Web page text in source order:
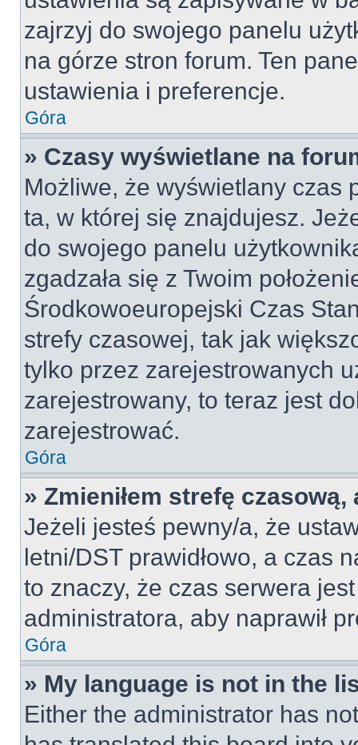
zajrzyj do swojego panelu
na górze stron forum. Ten
ustawienia i preferencje.
Góra
» Czasy wyświetlane na
Możliwe, że wyświetlany czas
ta, w której się znajdujesz.
do swojego panelu
zgadzała się z Twoim
Środkowoeuropejski Czas
strefy czasowej, tak jak
tylko przez zarejestrowanych
zarejestrowany, to teraz jest
zarejestrować.
Góra
» Zmieniłem strefę
Jeżeli jesteś pewny/a, że
letni/DST prawidłowo, a czas
to znaczy, że czas serwera
administratora, aby naprawił
Góra
» My language is not in the
Either the administrator has